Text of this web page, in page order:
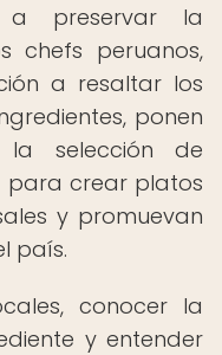
a preservar la
chefs peruanos,
a resaltar los
ponen
selección de
crear platos
y promuevan
país.
conocer la
y entender